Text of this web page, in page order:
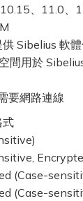
、11.0、
Sibelius 軟
間用於
要網路連線
式
(Case-
(Case-